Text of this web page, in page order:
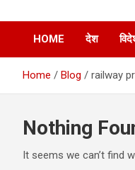
HOME देश
Home Blog railway
Nothing
It seems we can’t find